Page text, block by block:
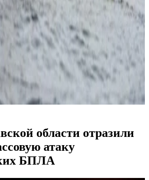
области отразили
атаку
БПЛА